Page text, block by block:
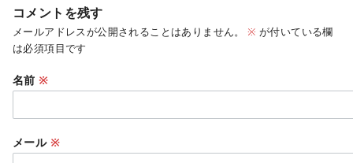
コメントを残す
メールアドレスが公開されることはありません。 ※ が付いている欄
は必須項目です
名前※
メール ※